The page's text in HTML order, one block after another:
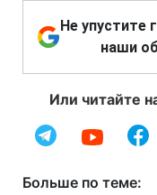
Не упустите
наши
Или читайте
Больше по теме: